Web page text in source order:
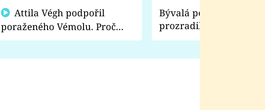
poraženého Vémolu. Proč
chce raději zápasit s ním než
Bývalá pornoherečka
prozradila, co ji
natáčení Euforie.